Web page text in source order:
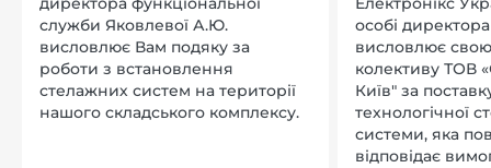
служби Яковлевої А.Ю.
висловлює Вам подяку за
роботи з встановлення
стелажних систем на території
нашого складського комплексу.
особі
висловлює
колективу ТОВ
Київ" за
технологічної
системи, яка
відповідає